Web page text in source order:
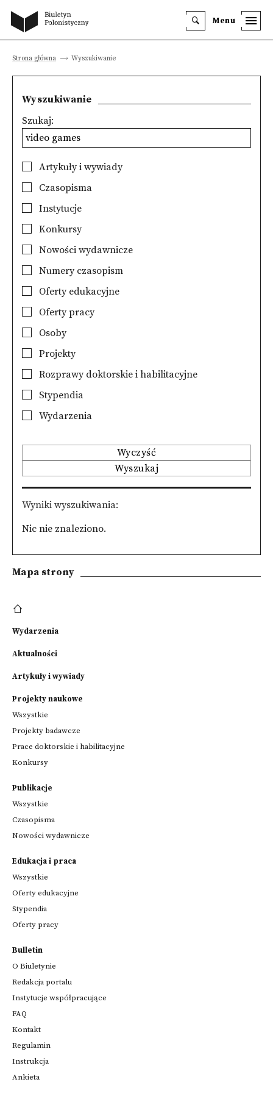
Menu
Strona główna Wyszukiwanie
Wyszukiwanie
Szukaj:
Artykuły i wywiady
Czasopisma
Instytucje
Konkursy
Nowości wydawnicze
Numery czasopism
Oferty edukacyjne
Oferty pracy
Osoby
Projekty
Rozprawy doktorskie i habilitacyjne
Stypendia
Wydarzenia
Wyczyść
Wyszukaj
Wyniki wyszukiwania
Nic nie znaleziono.
Mapa strony
Wydarzenia
Aktualności
Artykuły i wywiady
Projekty naukowe
Wszystkie
Projekty badawcze
Prace doktorskie i habilitacyjne
Konkursy
Publikacje
Wszystkie
Czasopisma
Nowości wydawnicze
Edukacja i praca
Wszystkie
Oferty edukacyjne
Stypendia
Oferty pracy
Bulletin
O Biuletynie
Redakcja portalu
Instytucje współpracujące
FAQ
Kontakt
Regulamin
Instrukcja
Ankieta